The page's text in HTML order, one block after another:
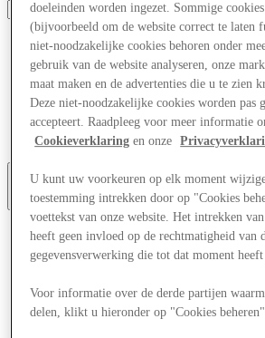
Winkels
Aanbiedingen
Plan je bezoek
Wat is er aan
Eet & Drink
Cadeaubonnen
Diensten
Meer
doeleinden worden ingezet. Sommige
(bijvoorbeeld om de website correct te laten
niet-noodzakelijke cookies behoren onder
gebruik van de website analyseren, onze
maat maken en de advertenties die u te zien
Deze niet-noodzakelijke cookies worden pas
accepteert. Raadpleeg voor meer informatie
Cookieverklaring en onze
U kunt uw voorkeuren op elk moment
toestemming intrekken door op "Cookies
voettekst van onze website. Het intrekken
heeft geen invloed op de rechtmatigheid van
gegevensverwerking die tot dat moment heeft
Voor informatie over de derde partijen
delen, klikt u hieronder op "Cookies beheren".